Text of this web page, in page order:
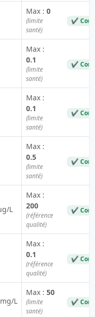
Max : 0
(limite
santé)
✔
Max :
0.1
(limite
santé)
✔
Max :
0.1
(limite
santé)
✔
Max :
0.5
(limite
santé)
✔
L
Max :
200
(référence
qualité)
✔
Max :
0.1
(référence
qualité)
✔
mg/L
Max : 50
(limite
santé)
✔